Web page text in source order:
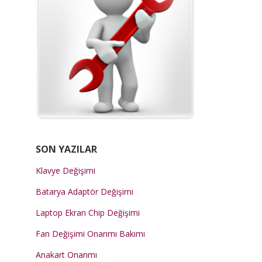
SON YAZILAR
Klavye Değişimi
Batarya Adaptör Değişimi
Laptop Ekran Chip Değişimi
Fan Değişimi Onarımı Bakımı
Anakart Onarımı